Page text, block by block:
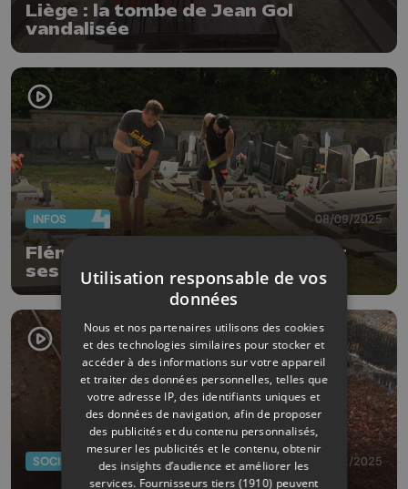
Liège : la tombe de Jean Gol
vandalisée
INFOS 08/09/2025
Flémalle commence à végétaliser
ses cimetières
SOCIÉTÉ 07/02/2025
Utilisation responsable de vos
données
Nous et nos partenaires utilisons des cookies
et des technologies similaires pour stocker et
accéder à des informations sur votre appareil
et traiter des données personnelles, telles que
votre adresse IP, des identifiants uniques et
des données de navigation, afin de proposer
des publicités et du contenu personnalisés,
mesurer les publicités et le contenu, obtenir
des insights d’audience et améliorer les
services. Fournisseurs tiers (1910) peuvent